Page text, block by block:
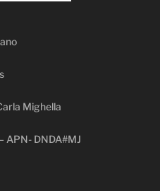
Mighella
APN- DNDA#MJ